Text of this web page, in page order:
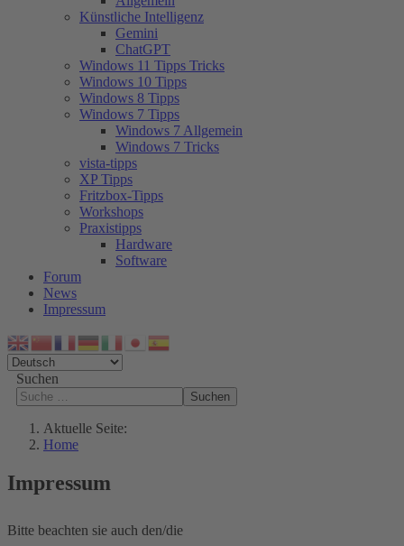
Künstliche Intelligenz
Gemini
ChatGPT
Windows 11 Tipps Tricks
Windows 10 Tipps
Windows 8 Tipps
Windows 7 Tipps
Windows 7 Allgemein
Windows 7 Tricks
vista-tipps
XP Tipps
Fritzbox-Tipps
Workshops
Praxistipps
Hardware
Software
Forum
News
Impressum
Suchen
Suchen
Aktuelle Seite:
Home
Impressum
Bitte beachten sie auch den/die